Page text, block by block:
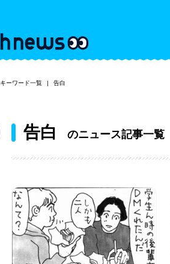
キーワード一覧 告白
告白 のニュース記事一覧